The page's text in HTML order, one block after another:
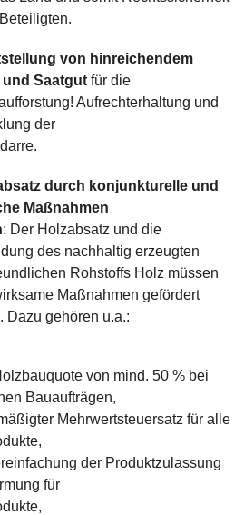
von hinreichendem
und Saatgut für die
Aufrechterhaltung und
der
durch konjunkturelle und
Maßnahmen
: Der Holzabsatz und die
des nachhaltig erzeugten
Rohstoffs Holz müssen
Maßnahmen gefördert
Dazu gehören u.a.:
von mind. 50 % bei
Bauaufträgen,
Mehrwertsteuersatz für alle
der Produktzulassung
für